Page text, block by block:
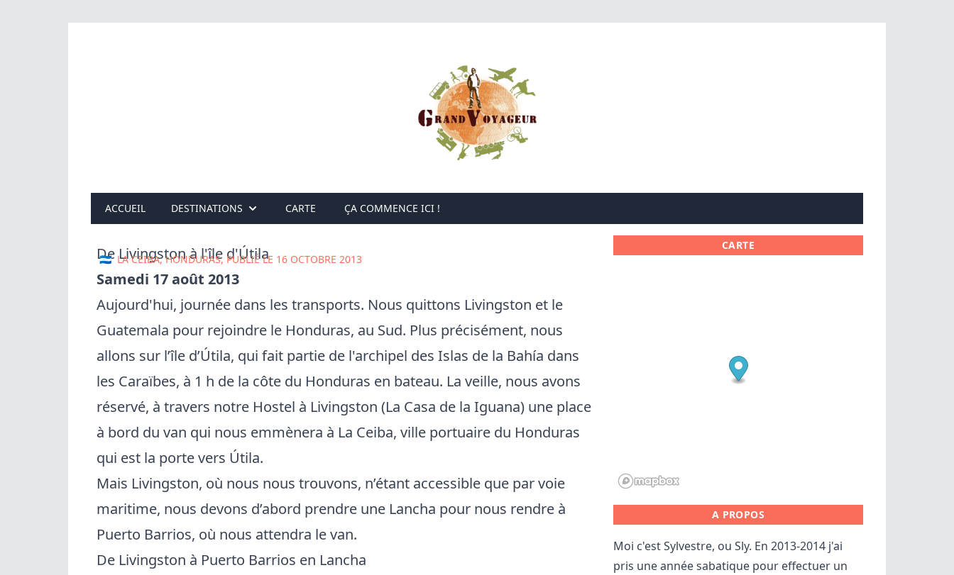
ACCUEIL DESTINATIONS CARTE ÇA COMMENCE ICI !
De Livingston à l'île d'Útila
🇭🇳 LA CEIBA, HONDURAS, PUBLIÉ LE 16 OCTOBRE 2013
Samedi 17 août 2013
Aujourd'hui, journée dans les transports. Nous quittons Livingston et le
Guatemala pour rejoindre le Honduras, au Sud. Plus précisément, nous
allons sur l’île d’Útila, qui fait partie de l'archipel des Islas de la Bahía dans
les Caraïbes, à 1 h de la côte du Honduras en bateau. La veille, nous avons
réservé, à travers notre Hostel à Livingston (La Casa de la Iguana) une place
à bord du van qui nous emmènera à La Ceiba, ville portuaire du Honduras
qui est la porte vers Útila.
Mais Livingston, où nous nous trouvons, n’étant accessible que par voie
maritime, nous devons d’abord prendre une Lancha pour nous rendre à
Puerto Barrios, où nous attendra le van.
De Livingston à Puerto Barrios en Lancha
CARTE
A PROPOS
Moi c'est Sylvestre, ou Sly. En 2013-2014 j'ai
pris une année sabatique pour effectuer un